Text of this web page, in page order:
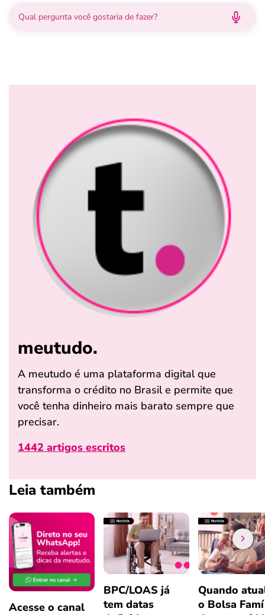
meutudo.
A meutudo é uma plataforma digital que
transforma o crédito no Brasil e permite que
você tenha dinheiro mais barato sempre que
precisar.
1442 artigos escritos
Leia também
Acesse o canal
BPC/LOAS já
tem datas
Quando
o Bolsa